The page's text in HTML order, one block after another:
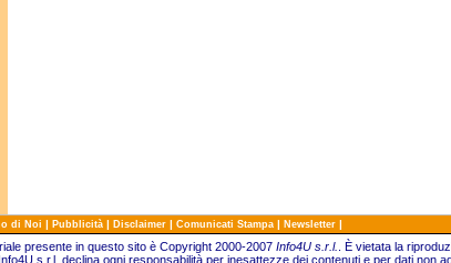
di Noi | Pubblicità | Disclaimer | Comunicati Stampa | Newsletter |
presente in questo sito è Copyright 2000-2007 Info4U s.r.l.
È vietata la
Info4U s.r.l. declina ogni responsabilità per inesattezze dei contenuti e per dati non